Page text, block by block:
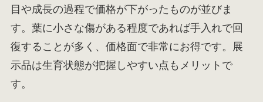
目や成長の過程で価格が下がったものが並びま
す。葉に小さな傷がある程度であれば手入れで回
復することが多く、価格面で非常にお得です。展
示品は生育状態が把握しやすい点もメリットで
す。